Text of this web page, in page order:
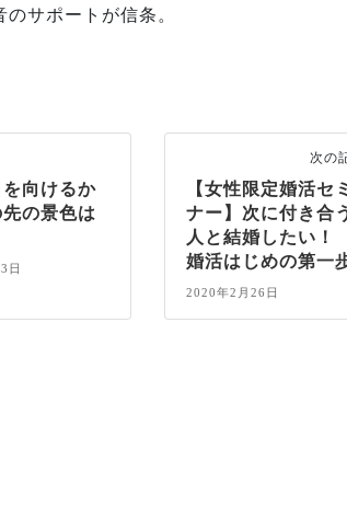
サポートが信条。
を向けるか
の景色は
日
次の
【女性限定婚活セミ
ナー】次に付き合
人と結婚したい！
婚活はじめの第一
2020年2月26日